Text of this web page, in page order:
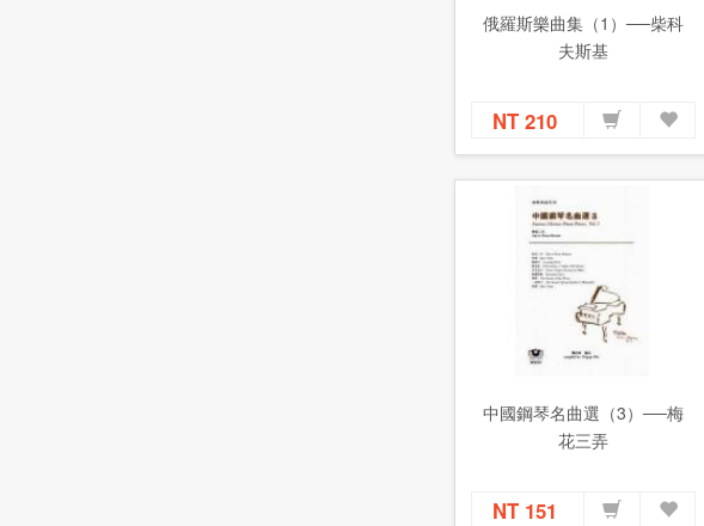
俄羅斯樂曲集（1）──柴科
夫斯基
NT 210
中國鋼琴名曲選（3）──梅
花三弄
NT 151